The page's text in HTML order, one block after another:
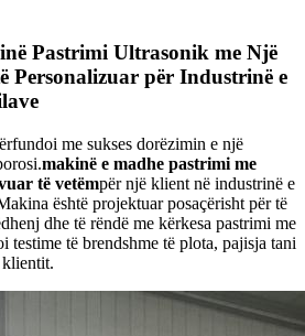
Pastrimi Ultrasonik me Një
Personalizuar për Industrinë e
me sukses dorëzimin e një
makinë e madhe pastrimi me
të vetëmpër një klient në industrinë e
është projektuar posaçërisht për të
dhe të rëndë me kërkesa pastrimi me
testime të brendshme të plota, pajisja tani
klientit.